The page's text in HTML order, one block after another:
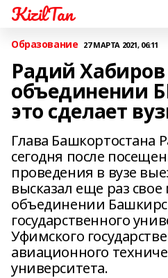
KizilTan
Образование 27 МАРТА 2021, 06:11
Радий Хабиров
объединении
это сделает
Глава Башкортостана
сегодня после
проведения в вузе
высказал еще раз
объединении
государственного
Уфимского
авиационного
университета.